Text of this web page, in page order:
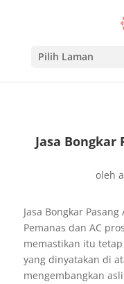
Pilih Laman
Jasa Bongkar
oleh
Jasa Bongkar
Pemanas dan AC
memastikan itu
yang dinyatakan di
mengembangkan